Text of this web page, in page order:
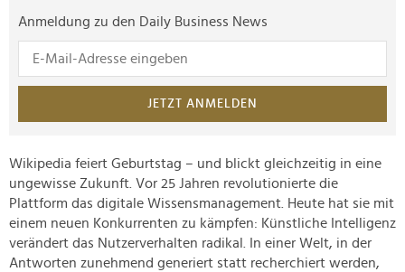
Anmeldung zu den Daily Business News
JETZT ANMELDEN
Wikipedia feiert Geburtstag – und blickt gleichzeitig in eine
ungewisse Zukunft. Vor 25 Jahren revolutionierte die
Plattform das digitale Wissensmanagement. Heute hat sie mit
einem neuen Konkurrenten zu kämpfen: Künstliche Intelligenz
verändert das Nutzerverhalten radikal. In einer Welt, in der
Antworten zunehmend generiert statt recherchiert werden,